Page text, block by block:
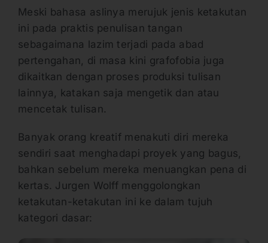
Meski bahasa aslinya merujuk jenis ketakutan
ini pada praktis penulisan tangan
sebagaimana lazim terjadi pada abad
pertengahan, di masa kini grafofobia juga
dikaitkan dengan proses produksi tulisan
lainnya, katakan saja mengetik dan atau
mencetak tulisan.
Banyak orang kreatif menakuti diri mereka
sendiri saat menghadapi proyek yang bagus,
bahkan sebelum mereka menuangkan pena di
kertas. Jurgen Wolff menggolongkan
ketakutan-ketakutan ini ke dalam tujuh
kategori dasar: